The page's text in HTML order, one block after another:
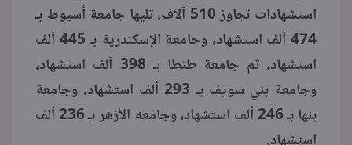
استشهادات تجاوز 510 آلاف، تليها جامعة أسيوط بـ
474 ألف استشهاد، وجامعة الإسكندرية بـ 445 ألف
استشهاد، ثم جامعة طنطا بـ 398 ألف استشهاد،
وجامعة بني سويف بـ 293 ألف استشهاد، وجامعة
بنها بـ 246 ألف استشهاد، وجامعة الأزهر بـ 236 ألف